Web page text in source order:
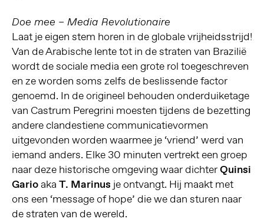
Doe mee – Media Revolutionaire
Laat je eigen stem horen in de globale vrijheidsstrijd!
Van de Arabische lente tot in de straten van Brazilië
wordt de sociale media een grote rol toegeschreven
en ze worden soms zelfs de beslissende factor
genoemd. In de origineel behouden onderduiketage
van Castrum Peregrini moesten tijdens de bezetting
andere clandestiene communicatievormen
uitgevonden worden waarmee je ‘vriend’ werd van
iemand anders. Elke 30 minuten vertrekt een groep
naar deze historische omgeving waar dichterQuinsi
Garioaka T. Marinus je ontvangt. Hij maakt met
ons een ‘message of hope’ die we dan sturen naar
de straten van de wereld.